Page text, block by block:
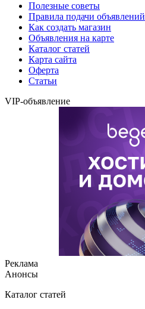
Полезные советы
Правила подачи объявлений
Как создать магазин
Объявления на карте
Каталог статей
Карта сайта
Оферта
Статьи
VIP-объявление
Реклама
Анонсы
Каталог статей